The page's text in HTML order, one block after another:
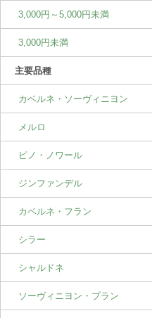
3,000円～5,000円未満
3,000円未満
主要品種
カベルネ・ソーヴィニヨン
メルロ
ピノ・ノワール
ジンファンデル
カベルネ・フラン
シラー
シャルドネ
ソーヴィニヨン・ブラン